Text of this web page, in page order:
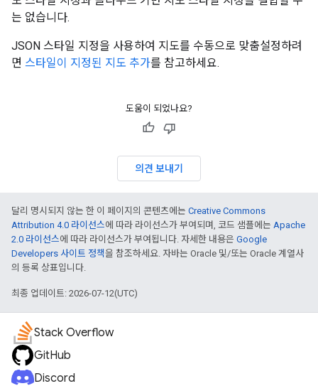
는 없습니다.
JSON 스타일 지정을 사용하여 지도를 수동으로 맞춤설정하려
면 스타일이 지정된 지도 추가를 참고하세요.
도움이 되었나요?
의견 보내기
달리 명시되지 않는 한 이 페이지의 콘텐츠에는 Creative Commons
Attribution 4.0 라이선스에 따라 라이선스가 부여되며, 코드 샘플에는 Apache
2.0 라이선스에 따라 라이선스가 부여됩니다. 자세한 내용은 Google
Developers 사이트 정책을 참조하세요. 자바는 Oracle 및/또는 Oracle 계열사
의 등록 상표입니다.
최종 업데이트: 2026-07-12(UTC)
Stack Overflow
GitHub
Discord